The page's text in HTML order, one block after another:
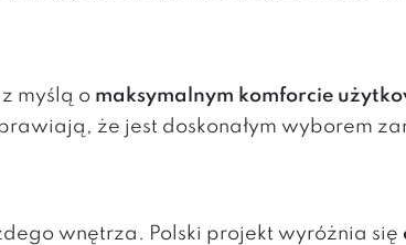
myślą o maksymalnym komforcie
że jest doskonałym wyborem
wnętrza. Polski projekt wyróżnia się